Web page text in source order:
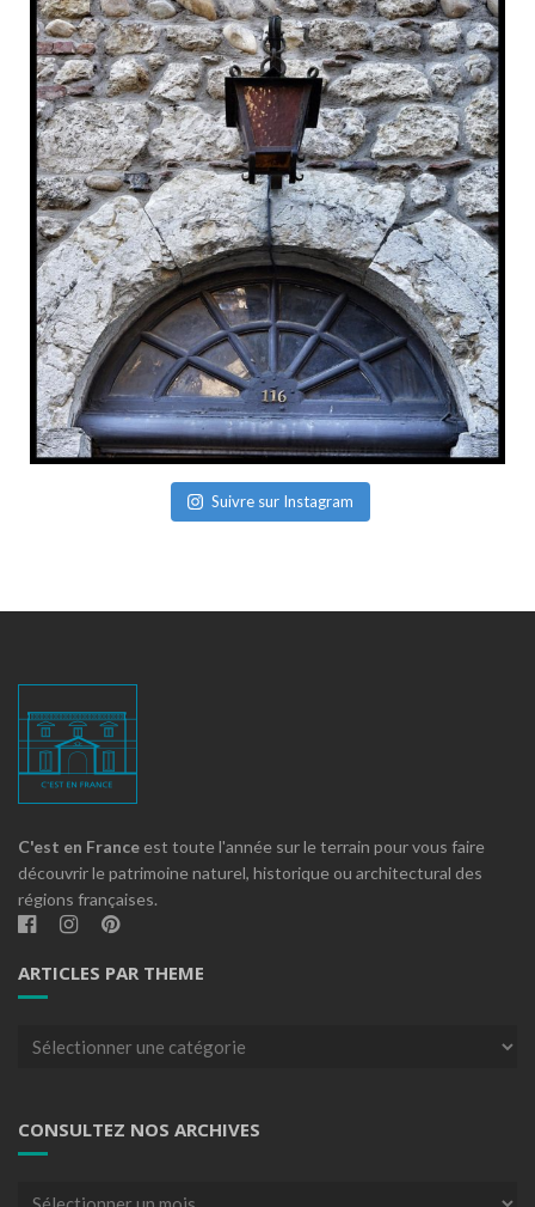
Suivre sur Instagram
C'est en France est toute l'année sur le terrain pour vous faire
découvrir le patrimoine naturel, historique ou architectural des
régions françaises.
ARTICLES PAR THEME
Articles
CONSULTEZ NOS ARCHIVES
Consultez